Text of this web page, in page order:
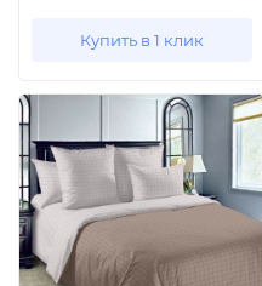
Купить в 1 клик